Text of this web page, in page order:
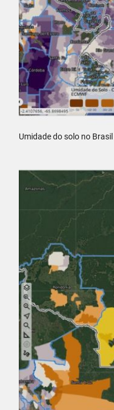
Umidade do solo no Brasil